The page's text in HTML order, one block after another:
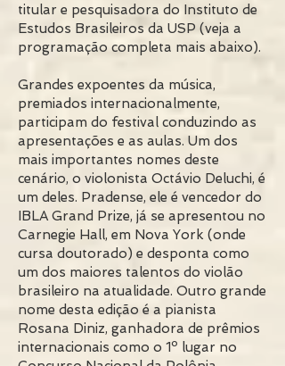
titular e pesquisadora do Instituto de
Estudos Brasileiros da USP (veja a
programação completa mais abaixo).
Grandes expoentes da música,
premiados internacionalmente,
participam do festival conduzindo as
apresentações e as aulas. Um dos
mais importantes nomes deste
cenário, o violonista Octávio Deluchi, é
um deles. Pradense, ele é vencedor do
IBLA Grand Prize, já se apresentou no
Carnegie Hall, em Nova York (onde
cursa doutorado) e desponta como
um dos maiores talentos do violão
brasileiro na atualidade. Outro grande
nome desta edição é a pianista
Rosana Diniz, ganhadora de prêmios
internacionais como o 1º lugar no